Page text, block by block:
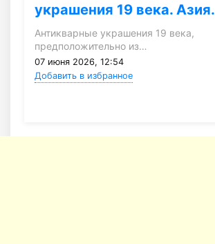
украшения 19 века. Азия.
Антикварные украшения 19 века,
предположительно из…
07 июня 2026, 12:54
Добавить в избранное